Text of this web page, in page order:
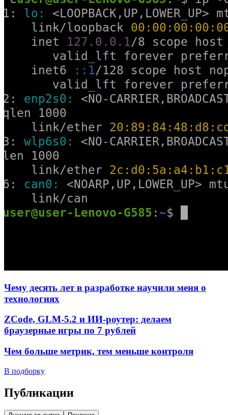
Чему десять лет в разработке научили меня о
технологиях
ZCode, GLM-5.2 и ИИ-роутер: делаем
браузерные игры по 7 рублей
Чем больше метрик, тем меньше контроля
В подборку
Публикации